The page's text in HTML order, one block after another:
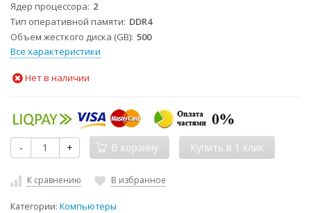
Ядер процессора 2
Тип оперативной памяти DDR4
Объем жесткого диска (GB) 500
Все характеристики
Нет в наличии
- + В корзину
К сравнению В избранное
Категории: Компьютеры